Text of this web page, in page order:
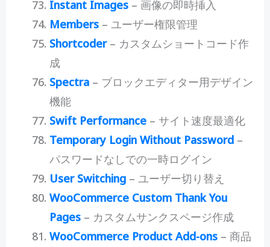
Instant Images– 画像の即時挿入
Members– ユーザー権限管理
Shortcoder– カスタムショートコード作
成
Spectra – ブロックエディター用デザイン
機能
Swift Performance– サイト速度最適化
Temporary Login Without Password –
パスワードなしでの一時ログイン
User Switching – ユーザー切り替え
WooCommerce Custom Thank You
Pages– カスタムサンクスページ作成
WooCommerce Product Add-ons– 商品